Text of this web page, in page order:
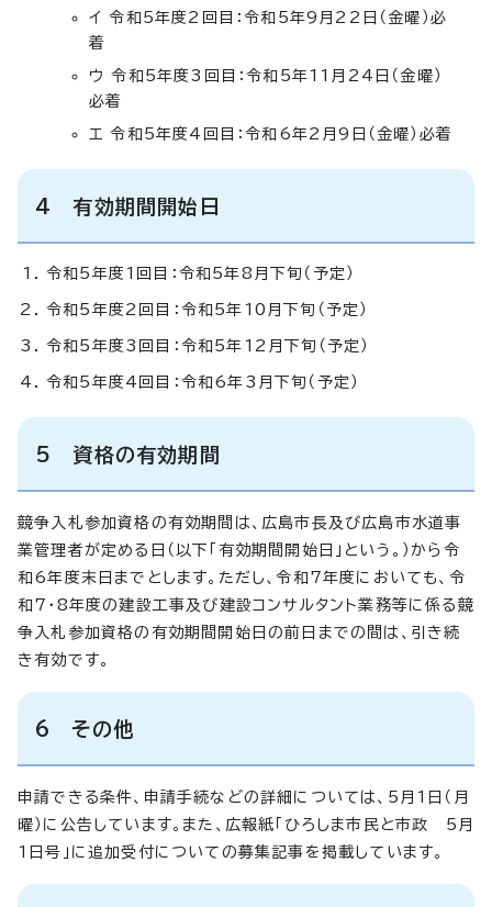
イ 令和5年度2回目：令和5年9月22日（金曜）必
着
ウ 令和5年度3回目：令和5年11月24日（金曜）
必着
エ 令和5年度4回目：令和6年2月9日（金曜）必着
4 有効期間開始日
令和5年度1回目：令和5年8月下旬（予定）
令和5年度2回目：令和5年10月下旬（予定）
令和5年度3回目：令和5年12月下旬（予定）
令和5年度4回目：令和6年3月下旬（予定）
5 資格の有効期間
競争入札参加資格の有効期間は、広島市長及び広島市水道事
業管理者が定める日（以下「有効期間開始日」という。）から令
和6年度末日までとします。ただし、令和7年度においても、令
和7・8年度の建設工事及び建設コンサルタント業務等に係る競
争入札参加資格の有効期間開始日の前日までの間は、引き続
き有効です。
6 その他
申請できる条件、申請手続などの詳細については、5月1日（月
曜）に公告しています。また、広報紙「ひろしま市民と市政 5月
1日号」に追加受付についての募集記事を掲載しています。